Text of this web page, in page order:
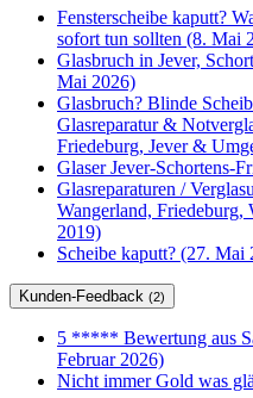
Fensterscheibe kaputt?
sofort tun sollten (8. Mai
Glasbruch in Jever,
Mai 2026)
Glasbruch? Blinde
Glasreparatur &
Friedeburg, Jever &
Glaser Jever-Schortens-
Glasreparaturen /
Wangerland,
2019)
Scheibe kaputt? (27. Mai
Kunden-Feedback (2)
5 ***** Bewertung aus
Februar 2026)
Nicht immer Gold was